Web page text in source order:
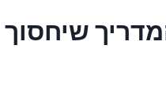
שיחסוך